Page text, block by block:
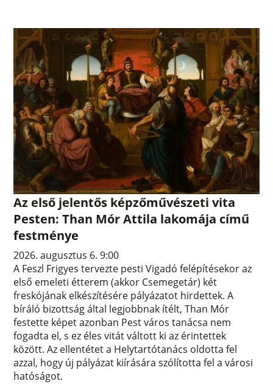
Az első jelentős képzőművészeti vita
Pesten: Than Mór Attila lakomája című
festménye
2026. augusztus 6. 9:00
A Feszl Frigyes tervezte pesti Vigadó felépítésekor az
első emeleti étterem (akkor Csemegetár) két
freskójának elkészítésére pályázatot hirdettek. A
bíráló bizottság által legjobbnak ítélt, Than Mór
festette képet azonban Pest város tanácsa nem
fogadta el, s ez éles vitát váltott ki az érintettek
között. Az ellentétet a Helytartótanács oldotta fel
azzal, hogy új pályázat kiírására szólította fel a városi
hatóságot.